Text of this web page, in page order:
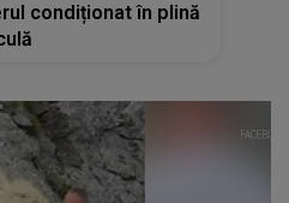
condiționat în plină